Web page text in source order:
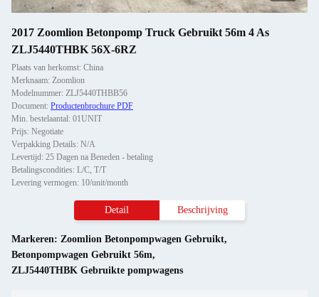
2017 Zoomlion Betonpomp Truck Gebruikt 56m 4 As
ZLJ5440THBK 56X-6RZ
Plaats van herkomst: China
Merknaam: Zoomlion
Modelnummer: ZLJ5440THBB56
Document: Productenbrochure PDF
Min. bestelaantal: 01UNIT
Prijs: Negotiate
Verpakking Details: N/A
Levertijd: 25 Dagen na Beneden - betaling
Betalingscondities: L/C, T/T
Levering vermogen: 10/unit/month
Detail Beschrijving
Markeren: Zoomlion Betonpompwagen Gebruikt,
Betonpompwagen Gebruikt 56m,
ZLJ5440THBK Gebruikte pompwagens